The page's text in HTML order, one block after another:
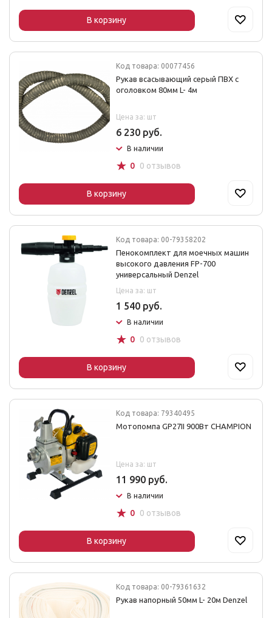
В корзину
Код товара: 00077456
Рукав всасывающий серый ПВХ с
оголовком 80мм L- 4м
Цена за: шт
6 230 руб.
В наличии
☆ 0 0 отзывов
В корзину
Код товара: 00-79358202
Пенокомплект для моечных машин
высокого давления FP-700
универсальный Denzel
Цена за: шт
1 540 руб.
В наличии
☆ 0 0 отзывов
В корзину
Код товара: 79340495
Мотопомпа GP27II 900Вт CHAMPION
Цена за: шт
11 990 руб.
В наличии
☆ 0 0 отзывов
В корзину
Код товара: 00-79361632
Рукав напорный 50мм L- 20м Denzel